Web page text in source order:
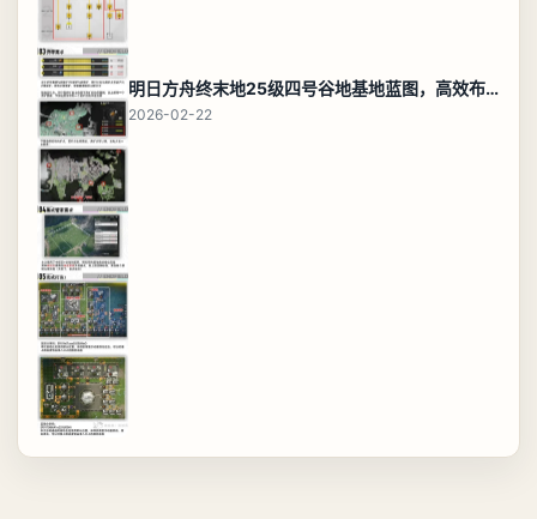
明日方舟终末地25级四号谷地基地蓝图，高效布局规划
2026-02-22